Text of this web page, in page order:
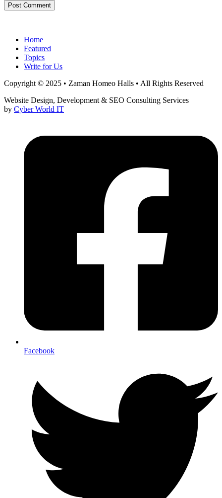
Home
Featured
Topics
Write for Us
Copyright © 2025 • Zaman Homeo Halls • All Rights Reserved
Website Design, Development & SEO Consulting Services
by Cyber World IT
Facebook